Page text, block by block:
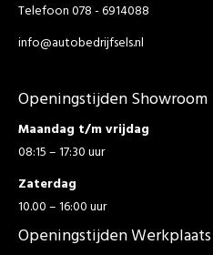
Telefoon 078 - 6914088
info@autobedrijfsels.nl
Openingstijden Showroom
Maandag t/m vrijdag
08:15 – 17:30 uur
Zaterdag
10.00 – 16:00 uur
Openingstijden Werkplaats